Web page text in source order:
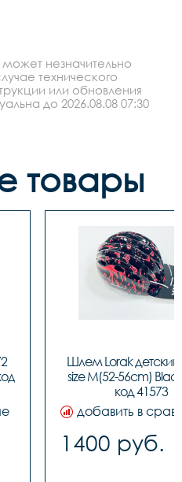
незначительно
технического
или обновления
до 2026.08.08 07:30
товары
Шлем Lorak детский
size M(52-56cm)
код 41573
добавить в
1400 руб.